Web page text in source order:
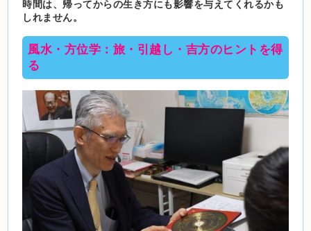
時間は、帰ってからの生き方にも影響を与えてくれるかも
しれません。
風水・方位学：旅・引越し・吉方のヒントを得
る